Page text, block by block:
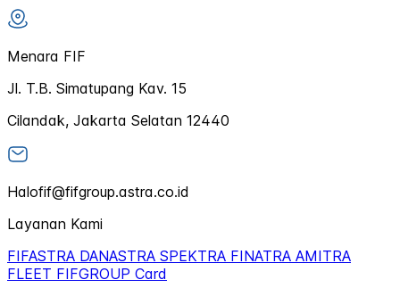
Menara FIF
Jl. T.B. Simatupang Kav. 15
Cilandak, Jakarta Selatan 12440
Halofif@fifgroup.astra.co.id
Layanan Kami
FIFASTRA DANASTRA SPEKTRA FINATRA AMITRA
FLEET FIFGROUP Card